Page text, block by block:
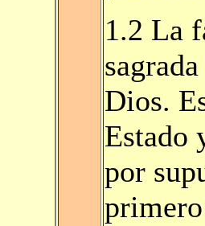
1.2 La
Dios.
Estado
por